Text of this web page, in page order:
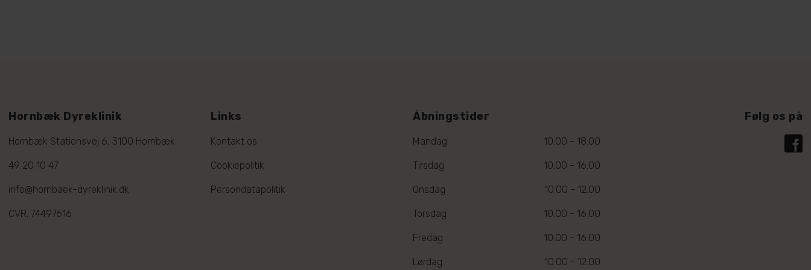
Hornbæk Dyreklinik
Hornbæk Stationsvej 6, 3100 Hornbæk
49 20 10 47
info@hornbaek-dyreklinik.dk
CVR: 74497616
Links
Kontakt os
Cookiepolitik
Persondatapolitik
Åbningstider
Mandag 10:00 - 18:00
Tirsdag 10:00 - 16:00
Onsdag 10:00 - 12:00
Torsdag 10:00 - 16:00
Fredag 10:00 - 16:00
Lørdag 10:00 - 12:00
Følg os på